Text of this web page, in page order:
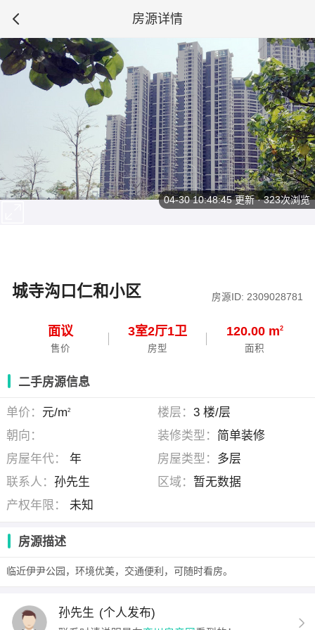
房源详情
城寺沟口仁和小区 房源ID: 2309028781
面议
售价
3室2厅1卫
房型
120.00 m2
面积
04-30 10:48:45更新 · 323次浏览
二手房源信息
单价： 元/m2 楼层： 3 楼/层
朝向：
装修类型： 简单装修
房屋年代：
年 房屋类型： 多层
联系人：孙先生 区域： 暂无数据
产权年限：
未知
房源描述
临近伊尹公园，环境优美，交通便利，可随时看房。
孙先生 (个人发布)